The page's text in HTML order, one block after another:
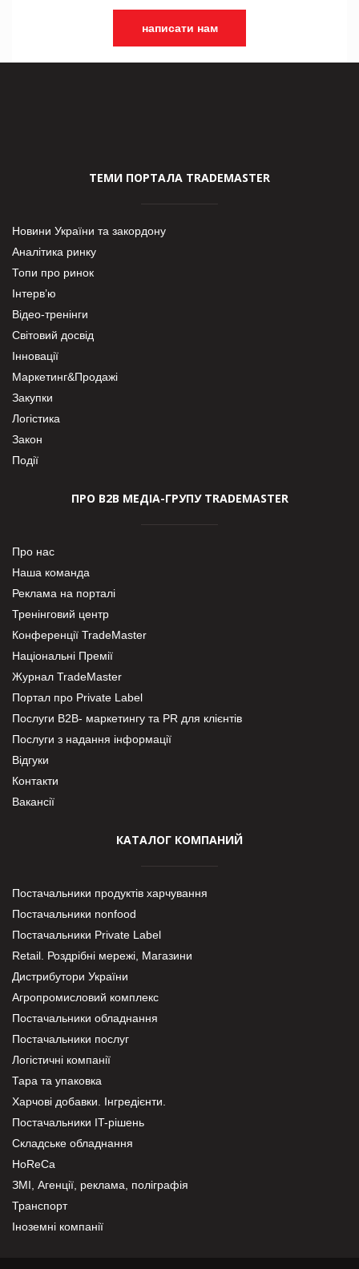
написати нам
ТЕМИ ПОРТАЛА TRADEMASTER
Новини України та закордону
Аналітика ринку
Топи про ринок
Інтерв’ю
Відео-тренінги
Світовий досвід
Інновації
Маркетинг&Продажі
Закупки
Логістика
Закон
Події
ПРО В2В МЕДІА-ГРУПУ TRADEMASTER
Про нас
Наша команда
Реклама на порталі
Тренінговий центр
Конференції TradeMaster
Національні Премії
Журнал TradeMaster
Портал про Private Label
Послуги В2В- маркетингу та PR для клієнтів
Послуги з надання інформації
Відгуки
Контакти
Вакансії
КАТАЛОГ КОМПАНИЙ
Постачальники продуктів харчування
Постачальники nonfood
Постачальники Private Label
Retail. Роздрібні мережі, Магазини
Дистрибутори України
Агропромисловий комплекс
Постачальники обладнання
Постачальники послуг
Логістичні компанії
Тара та упаковка
Харчові добавки. Інгредієнти.
Постачальники IT-рішень
Складське обладнання
HoReCa
ЗМІ, Агенції, реклама, поліграфія
Транспорт
Іноземні компанії